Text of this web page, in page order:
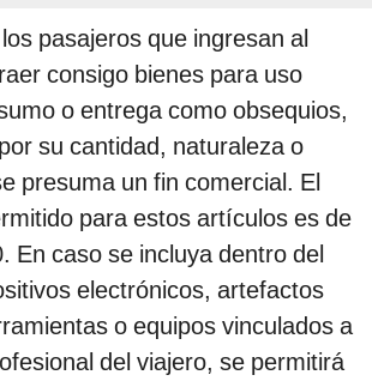
pasajeros que ingresan al
consigo bienes para uso
o entrega como obsequios,
su cantidad, naturaleza o
presuma un fin comercial. El
para estos artículos es de
En caso se incluya dentro del
electrónicos, artefactos
o equipos vinculados a
del viajero, se permitirá